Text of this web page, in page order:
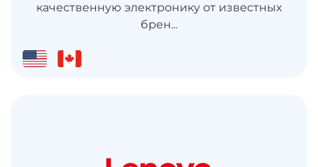
качественную электронику от известных
брен...